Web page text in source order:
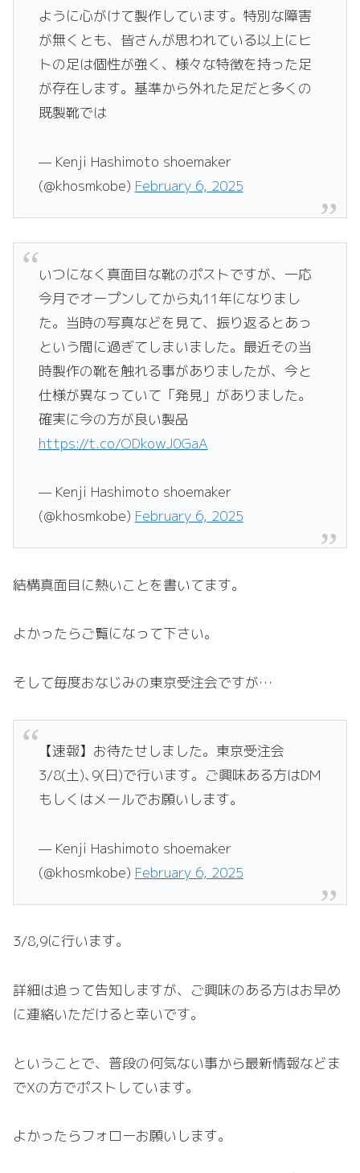
ように心がけて製作しています。特別な障害
が無くとも、皆さんが思われている以上にヒ
トの足は個性が強く、様々な特徴を持った足
が存在します。基準から外れた足だと多くの
既製靴では
— Kenji Hashimoto shoemaker
(@khosmkobe) February 6, 2025
いつになく真面目な靴のポストですが、一応
今月でオープンしてから丸11年になりまし
た。当時の写真などを見て、振り返るとあっ
という間に過ぎてしまいました。最近その当
時製作の靴を触れる事がありましたが、今と
仕様が異なっていて「発見」がありました。
確実に今の方が良い製品
https://t.co/ODkowJ0GaA
— Kenji Hashimoto shoemaker
(@khosmkobe) February 6, 2025
結構真面目に熱いことを書いてます。
よかったらご覧になって下さい。
そして毎度おなじみの東京受注会ですが…
【速報】お待たせしました。東京受注会
3/8(土)､9(日)で行います。ご興味ある方はDM
もしくはメールでお願いします。
— Kenji Hashimoto shoemaker
(@khosmkobe) February 6, 2025
3/8,9に行います。
詳細は追って告知しますが、ご興味のある方はお早め
に連絡いただけると幸いです。
ということで、普段の何気ない事から最新情報などま
でXの方でポストしています。
よかったらフォローお願いします。